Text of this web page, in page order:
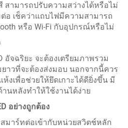
สามารถปรับความสว่างได้หรือไม่
เช็คว่าแถบไฟมีความสามารถ
หรือ Wi-Fi กับอุปกรณ์หรือไม่
อัจฉริยะ จะต้องเตรียมภาพรวม
าวที่จะต้องส่งมอบ นอกจากนี้ควร
งเพื่อช่วยให้ยึดเกาะได้ดียิ่งขึ้น มี
นหลังทำให้ใช้งานได้ง่าย
อย่างถูกต้อง
มาร์ทต่อเข้ากับหน่วยสวิตช์หลัก